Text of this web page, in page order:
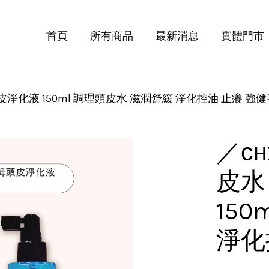
首頁 所有商品 最新消息 實體門市
淨化液 150ml 調理頭皮水 滋潤舒緩 淨化控油 止癢 強
／
皮
淨
您的購物車目前還是空的。